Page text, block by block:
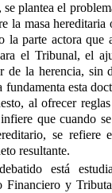
plantea el
la masa hereditaria
la parte actora que
el Tribunal, el
de la herencia, sin
fundamenta esta
al ofrecer
que cuando
se refiere
resultante.
está
Financiero y